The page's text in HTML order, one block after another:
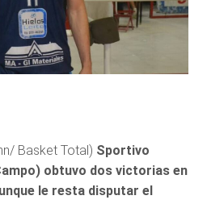
Basket Total) Sportivo
obtuvo dos victorias en
le resta disputar el